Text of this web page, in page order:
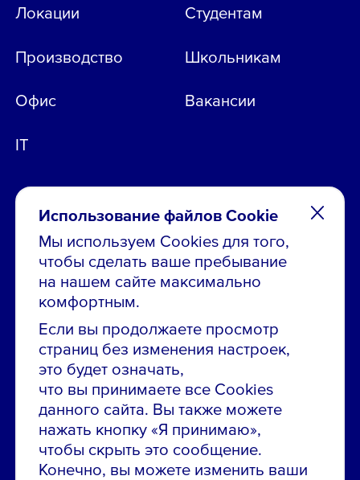
Использование файлов Cookie
Мы используем Cookies для того,
чтобы сделать ваше пребывание
на нашем сайте максимально
комфортным.
Если вы продолжаете просмотр
страниц без изменения настроек,
это будет означать,
что вы принимаете все Cookies
данного сайта. Вы также можете
нажать кнопку «Я принимаю»,
чтобы скрыть это сообщение.
Конечно, вы можете изменить ваши
Остались вопросы по вакансиям?
Звони в контакт-центр:
8 800 700-19-43
Локации
Производство
Офис
IT
Студентам
Школьникам
Вакансии
Сообщить об ошибке на сайте
ПАО «ГМК «Норильский никель»
Использование материалов сайта
без согласования запрещено.
Российская Федерация, 123112, г. Москва, 1-й
Красногвардейский проезд., д. 15